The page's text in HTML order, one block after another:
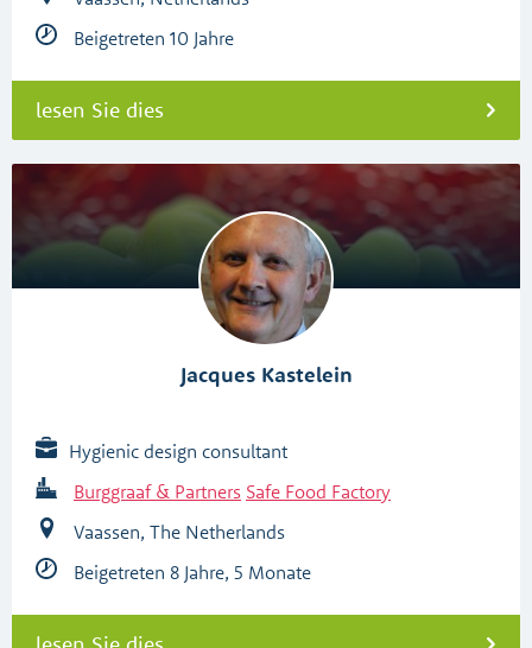
Beigetreten 10 Jahre
lesen Sie dies
Jacques Kastelein
Hygienic design consultant
Burggraaf & Partners Safe Food Factory
Vaassen, The Netherlands
Beigetreten 8 Jahre, 5 Monate